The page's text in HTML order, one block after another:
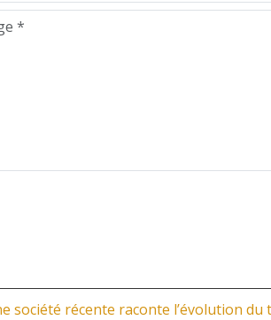
société récente raconte l’évolution du